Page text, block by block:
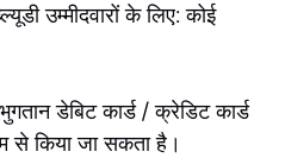
उम्मीदवारों के लिए: कोई
डेबिट कार्ड / क्रेडिट कार्ड
से किया जा सकता है।